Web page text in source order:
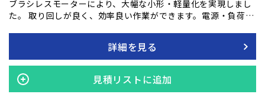
ブラシレスモーターにより、大幅な小形・軽量化を実現しまし
た。 取り回しが良く、効率良い作業ができます。電源・負荷状
詳細を見る
見積リストに追加